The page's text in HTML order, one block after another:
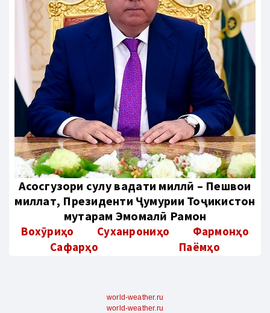
Aсосгузори сулҳу ваҳдати миллӣ – Пешвои
миллат, Президенти Ҷумҳурии Тоҷикистон
муҳтарам Эмомалӣ Раҳмон
Вохӯриҳо Суханрониҳо
Фармонҳо
Сафарҳо
Паёмҳо
world-weather.ru
world-weather.ru